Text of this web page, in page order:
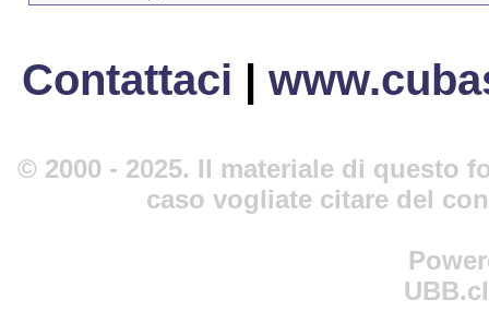
Contattaci |
© 2000 - 2025. Il materiale di questo
caso vogliate citare del